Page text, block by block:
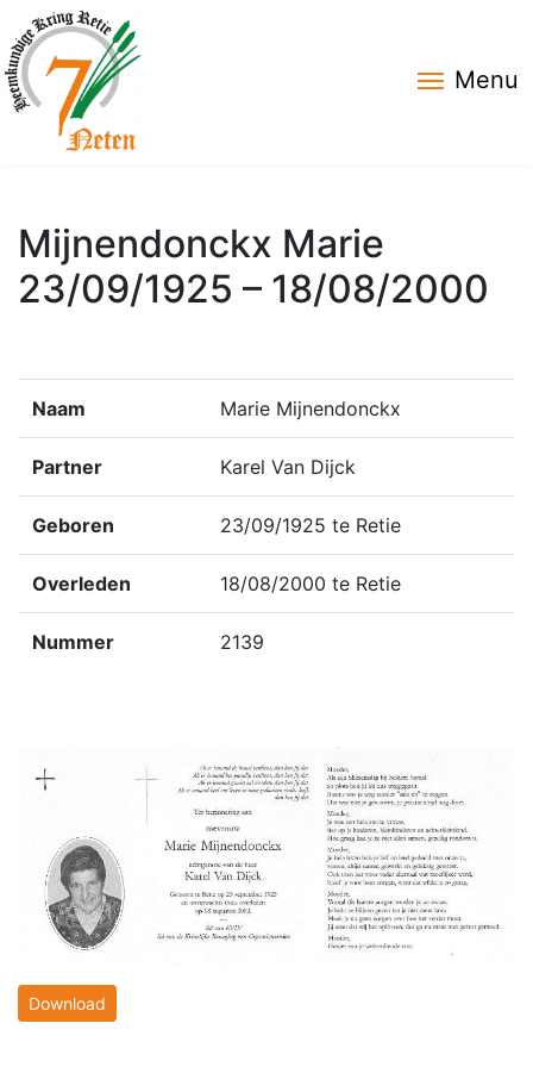
Menu
Mijnendonckx Marie
23/09/1925 – 18/08/2000
Naam Marie Mijnendonckx
Partner Karel Van Dijck
Geboren 23/09/1925 te Retie
Overleden 18/08/2000 te Retie
Nummer 2139
Download